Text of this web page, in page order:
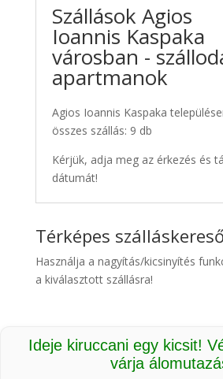
Szállások Agios
Ioannis Kaspaka
városban -
apartmanok
Agios Ioannis Kaspaka
összes szállás: 9 db
Kérjük, adja meg az érkezés és
dátumát!
Térképes szálláskereső
Használja a nagyítás/kicsinyítés
a kiválasztott szállásra!
Ideje kiruccani egy kicsit!
várja